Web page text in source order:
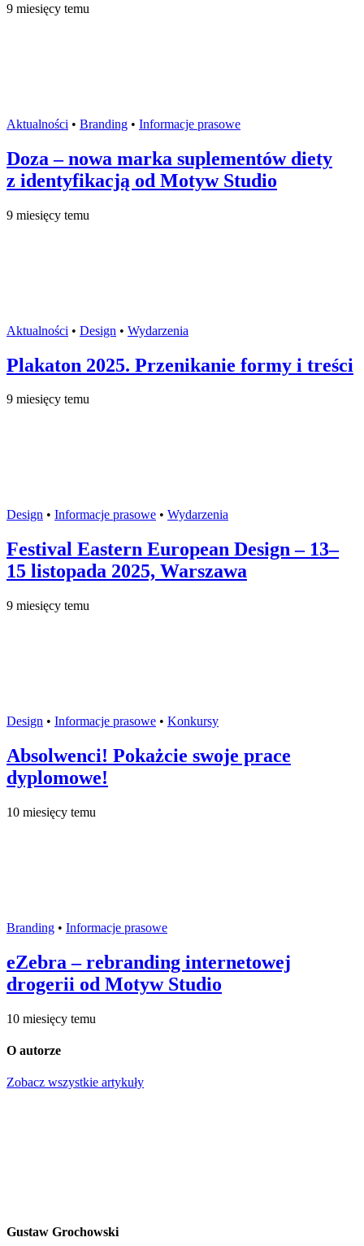
9 miesięcy temu
Aktualności • Branding • Informacje prasowe
Doza – nowa marka suplementów diety
z identyfikacją od Motyw Studio
9 miesięcy temu
Aktualności • Design • Wydarzenia
Plakaton 2025. Przenikanie formy i treści
9 miesięcy temu
Design • Informacje prasowe • Wydarzenia
Festival Eastern European Design – 13–
15 listopada 2025, Warszawa
9 miesięcy temu
Design • Informacje prasowe • Konkursy
Absolwenci! Pokażcie swoje prace
dyplomowe!
10 miesięcy temu
Branding • Informacje prasowe
eZebra – rebranding internetowej
drogerii od Motyw Studio
10 miesięcy temu
O autorze
Zobacz wszystkie artykuły
Gustaw Grochowski